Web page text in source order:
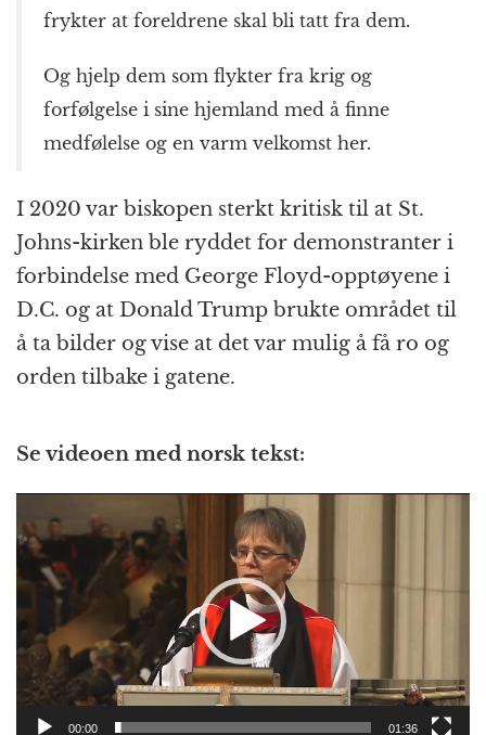
frykter at foreldrene skal bli tatt fra dem.
Og hjelp dem som flykter fra krig og
forfølgelse i sine hjemland med å finne
medfølelse og en varm velkomst her.
I 2020 var biskopen sterkt kritisk til at St.
Johns-kirken ble ryddet for demonstranter i
forbindelse med George Floyd-opptøyene i
D.C. og at Donald Trump brukte området til
å ta bilder og vise at det var mulig å få ro og
orden tilbake i gatene.
Se videoen med norsk tekst:
00:00 01:36